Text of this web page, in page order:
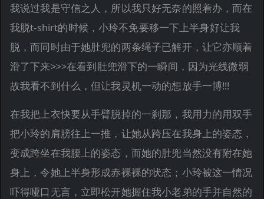
我说过我是守信之人，所以我只好无奈的照着办，而在
我脱t-shirt的时候，小玲不免要移一下上半身好让我
脱，而同时由于她肚兜的两条绳子已解开，让它亦顺着
滑了下来>>>在看到肚兜滑下的一瞬间，因为光线微弱
故我看不到什么，但让我灵机一动的想放手一博!!!
在我把上衣快要从手臂脱掉的一刹那，我用力的用双手
把小玲的肩膀往上一推，让她从跨压在我身上的姿态，
变成跨坐在我腰上的姿态，而她的肚兜当然没有附在她
身上，令她上半身形成赤裸裸的状态；小玲被这一情况
吓得哑口无言，立即松开她握住我小老弟的手并自然的